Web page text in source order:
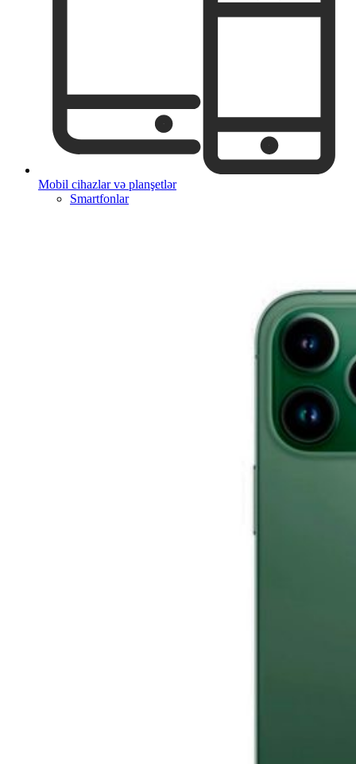
Mobil cihazlar və planşetlər
Smartfonlar